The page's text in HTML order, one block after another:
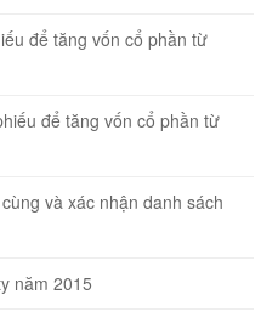
để tăng vốn cổ phần từ
để tăng vốn cổ phần từ
và xác nhận danh sách
năm 2015